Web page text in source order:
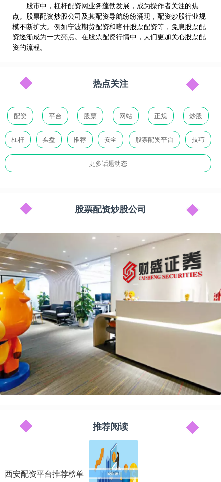
股市中，杠杆配资网业务蓬勃发展，成为操作者关注的焦
点。股票配资炒股公司及其配资导航纷纷涌现，配资炒股行业规
模不断扩大。例如宁波期货配资和喀什股票配资等，免息股票配
资逐渐成为一大亮点。在股票配资行情中，人们更加关心股票配
资的流程。
热点关注
配资 平台 股票 网站 正规 炒股
杠杆 实盘 推荐 安全 股票配资平台 技巧
更多话题动态
股票配资炒股公司
推荐阅读
西安配资平台推荐榜单